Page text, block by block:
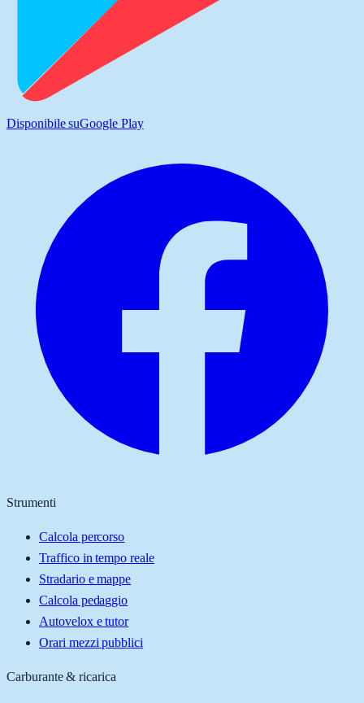
Disponibile suGoogle Play
Strumenti
Calcola percorso
Traffico in tempo reale
Stradario e mappe
Calcola pedaggio
Autovelox e tutor
Orari mezzi pubblici
Carburante & ricarica